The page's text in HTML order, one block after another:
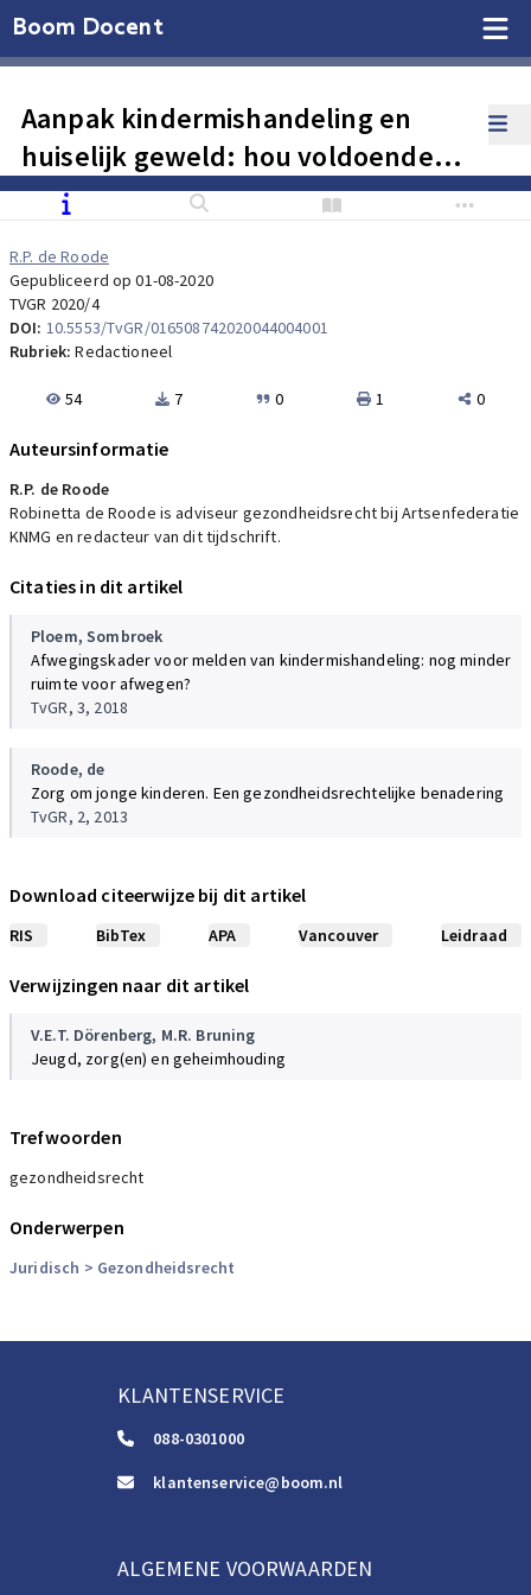
Boom Docent
Aanpak kindermishandeling en
huiselijk geweld: hou voldoende
afwegingsruimte voor professionals
R.P. de Roode
Gepubliceerd op 01-08-2020
TVGR 2020/4
DOI: 10.5553/TvGR/016508742020044004001
Rubriek:Redactioneel
54 7 0 1 0
Auteursinformatie
R.P. de Roode
Robinetta de Roode is adviseur gezondheidsrecht bij Artsenfederatie
KNMG en redacteur van dit tijdschrift.
Citaties in dit artikel
Ploem,Sombroek
Afwegingskader voor melden van kindermishandeling: nog minder
ruimte voor afwegen?
TvGR, 3, 2018
Roode, de
Zorg om jonge kinderen. Een gezondheidsrechtelijke benadering
TvGR, 2, 2013
Download citeerwijze bij dit artikel
RIS BibTex APA Vancouver Leidraad
Verwijzingen naar dit artikel
V.E.T. Dörenberg, M.R. Bruning
Jeugd, zorg(en) en geheimhouding
Trefwoorden
gezondheidsrecht
Onderwerpen
Juridisch > Gezondheidsrecht
KLANTENSERVICE
088-0301000
klantenservice@boom.nl
ALGEMENE VOORWAARDEN